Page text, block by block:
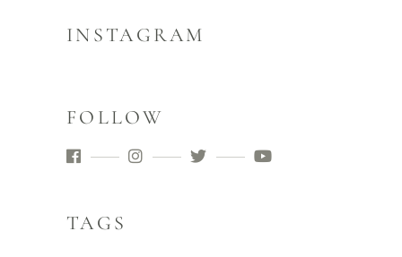
INSTAGRAM
FOLLOW
TAGS